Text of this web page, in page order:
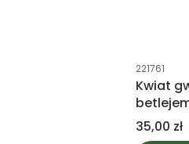
Kod
221761
Kwiat
welur
Cena
35,00 zł